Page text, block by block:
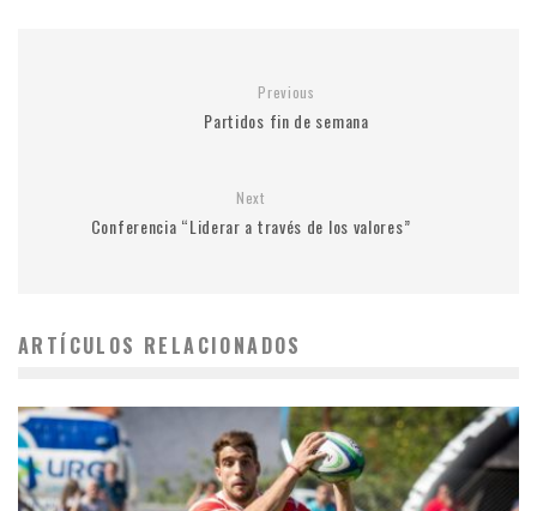
Previous
Partidos fin de semana
Next
Conferencia “Liderar a través de los valores”
ARTÍCULOS RELACIONADOS